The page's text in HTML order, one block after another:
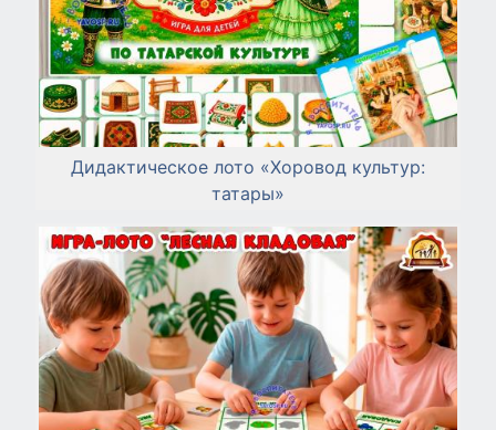
Дидактическое лото «Хоровод культур:
татары»